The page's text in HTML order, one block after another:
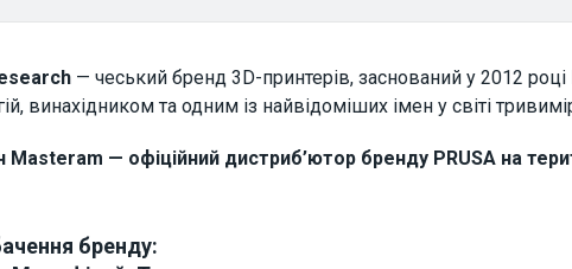
— чеський бренд 3D-принтерів, заснований у 2012
винахідником та одним із найвідоміших імен у світі
Masteram — офіційний дистриб’ютор бренду PRUSA на
бренду: